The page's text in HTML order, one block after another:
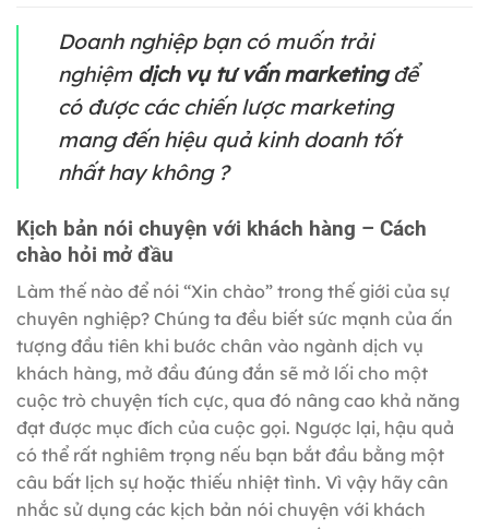
Doanh nghiệp bạn có muốn trải
nghiệm dịch vụ tư vấn marketingđể
có được các chiến lược marketing
mang đến hiệu quả kinh doanh tốt
nhất hay không ?
Kịch bản nói chuyện với khách hàng – Cách
chào hỏi mở đầu
Làm thế nào để nói “Xin chào” trong thế giới của sự
chuyên nghiệp? Chúng ta đều biết sức mạnh của ấn
tượng đầu tiên khi bước chân vào ngành dịch vụ
khách hàng, mở đầu đúng đắn sẽ mở lối cho một
cuộc trò chuyện tích cực, qua đó nâng cao khả năng
đạt được mục đích của cuộc gọi. Ngược lại, hậu quả
có thể rất nghiêm trọng nếu bạn bắt đầu bằng một
câu bất lịch sự hoặc thiếu nhiệt tình. Vì vậy hãy cân
nhắc sử dụng các kịch bản nói chuyện với khách